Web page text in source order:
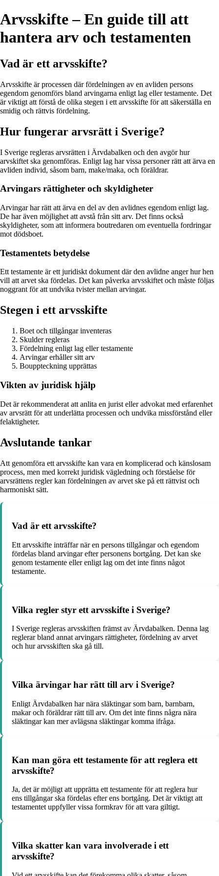
Arvsskifte – En guide till att
hantera arv och testamenten
Vad är ett arvsskifte?
Arvsskifte är processen där fördelningen av en avliden persons
egendom genomförs bland arvingarna enligt lag eller testamente. Det
är viktigt att förstå de olika stegen i ett arvsskifte för att säkerställa en
smidig och rättvis fördelning.
Hur fungerar arvsrätt i Sverige?
I Sverige regleras arvsrätten i Ärvdabalken och den avgör hur
arvskiftet ska genomföras. Enligt lag har vissa personer rätt att ärva en
avliden individ, såsom barn, make/maka, och föräldrar.
Arvingars rättigheter och skyldigheter
Arvingar har rätt att ärva en del av den avlidnes egendom enligt lag.
De har även möjlighet att avstå från sitt arv. Det finns också
skyldigheter, som att informera boutredaren om eventuella fordringar
mot dödsboet.
Testamentets betydelse
Ett testamente är ett juridiskt dokument där den avlidne anger hur hen
vill att arvet ska fördelas. Det kan påverka arvsskiftet och måste följas
noggrant för att undvika tvister mellan arvingar.
Stegen i ett arvsskifte
Boet och tillgångar inventeras
Skulder regleras
Fördelning enligt lag eller testamente
Arvingar erhåller sitt arv
Bouppteckning upprättas
Vikten av juridisk hjälp
Det är rekommenderat att anlita en jurist eller advokat med erfarenhet
av arvsrätt för att underlätta processen och undvika missförstånd eller
felaktigheter.
Avslutande tankar
Att genomföra ett arvsskifte kan vara en komplicerad och känslosam
process, men med korrekt juridisk vägledning och förståelse för
arvsrättens regler kan fördelningen av arvet ske på ett rättvist och
harmoniskt sätt.
Vad är ett arvsskifte?
Ett arvsskifte inträffar när en persons tillgångar och egendom
fördelas bland arvingar efter personens bortgång. Det kan ske
genom testamente eller enligt lag om det inte finns något
testamente.
Vilka regler styr ett arvsskifte i Sverige?
I Sverige regleras arvsskiften främst av Ärvdabalken. Denna lag
reglerar bland annat arvingars rättigheter, fördelning av arvet
och hur arvsskiften ska gå till.
Vilka ärvingar har rätt till arv i Sverige?
Enligt Ärvdabalken har nära släktingar som barn, barnbarn,
makar och föräldrar rätt till arv. Om det inte finns några nära
släktingar kan mer avlägsna släktingar komma ifråga.
Kan man göra ett testamente för att reglera ett
arvsskifte?
Ja, det är möjligt att upprätta ett testamente för att reglera hur
ens tillgångar ska fördelas efter ens bortgång. Det är viktigt att
testamentet uppfyller vissa formkrav för att vara giltigt.
Vilka skatter kan vara involverade i ett
arvsskifte?